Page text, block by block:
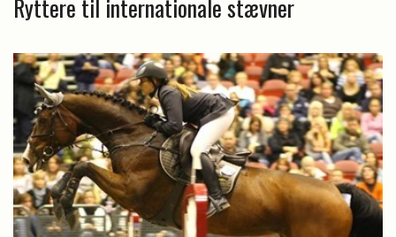
Ryttere til internationale stævner